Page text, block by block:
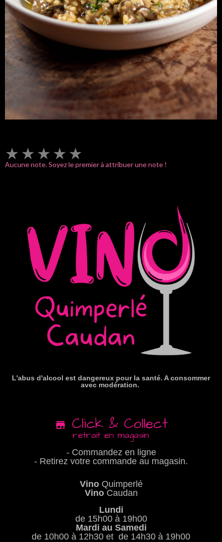
★ ★ ★ ★ ★
Aucune note. Soyez le premier à attribuer une note !
L'abus d'alcool est dangereux pour la santé. A consommer
avec modération.
Click & Collect
retrait en magasin
- Commandez en ligne
- Retirez votre commande au magasin.
VinoQuimperlé
VinoCaudan
Lundi
de 15h00 à 19h00
Mardi au Samedi
de 10h00 à 12h30 et de 14h30 à 19h00